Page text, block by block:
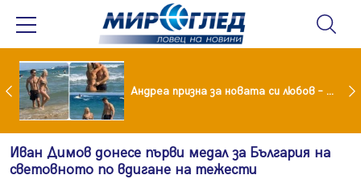
Драма вместо щастие: Звезда от "Татковци" е в болница с високорискова бременност Андреа призна за новата си любов – руснакът Игор
Иван Димов донесе първи медал за България на
световното по вдигане на тежести